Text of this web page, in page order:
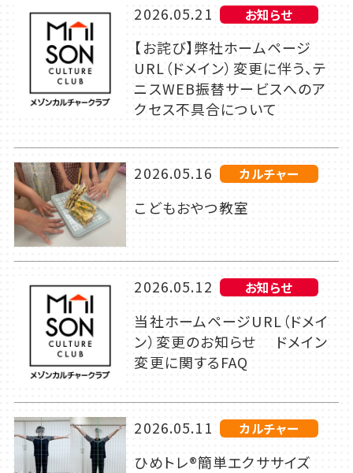
2026.05.21 お知らせ
【お詫び】弊社ホームページ
URL（ドメイン）変更に伴う、テ
ニスWEB振替サービスへのア
クセス不具合について
2026.05.16 カルチャー
こどもおやつ教室
2026.05.12 お知らせ
当社ホームページURL（ドメイ
ン）変更のお知らせ ドメイン
変更に関するFAQ
2026.05.11 カルチャー
ひめトレ®簡単エクササイズ